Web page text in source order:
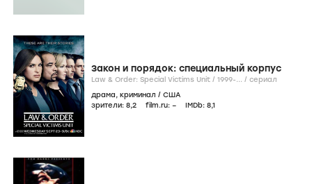
Закон и порядок: специальный корпус
Law & Order: Special Victims Unit / 1999-... / сериал
драма, криминал / США
зрители: 8,2 film.ru: – IMDb: 8,1